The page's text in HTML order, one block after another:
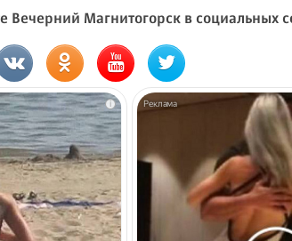
Вечерний Магнитогорск в социальных
i